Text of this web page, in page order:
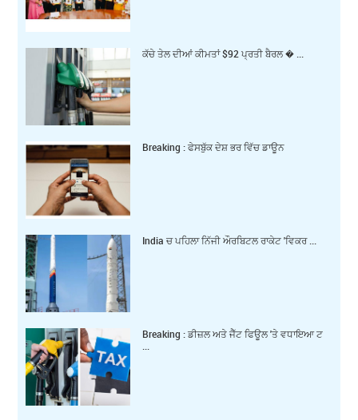
ਕੱਚੇ ਤੇਲ ਦੀਆਂ ਕੀਮਤਾਂ $92 ਪ੍ਰਤੀ ਬੈਰਲ � ...
Breaking : ਫੇਸਬੁੱਕ ਦੇਸ਼ ਭਰ ਵਿੱਚ ਡਾਊਨ
India ਚ ਪਹਿਲਾ ਨਿੱਜੀ ਔਰਬਿਟਲ ਰਾਕੇਟ 'ਵਿਕਰ ...
Breaking : ਡੀਜ਼ਲ ਅਤੇ ਜੈੱਟ ਫਿਊਲ 'ਤੇ ਵਧਾਇਆ ਟ